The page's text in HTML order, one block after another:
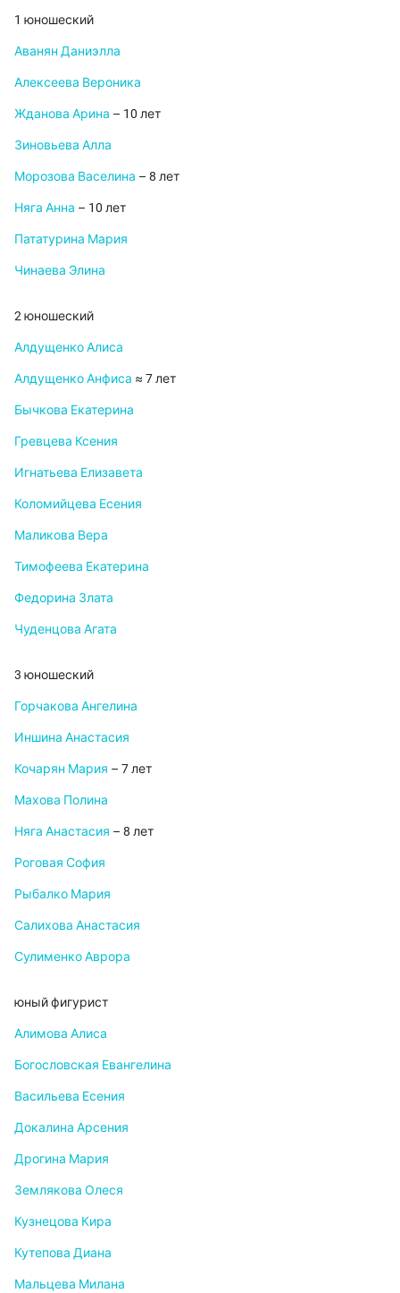
1 юношеский
Аванян Даниэлла
Алексеева Вероника
Жданова Арина – 10 лет
Зиновьева Алла
Морозова Васелина – 8 лет
Няга Анна – 10 лет
Пататурина Мария
Чинаева Элина
2 юношеский
Алдущенко Алиса
Алдущенко Анфиса ≈ 7 лет
Бычкова Екатерина
Гревцева Ксения
Игнатьева Елизавета
Коломийцева Есения
Маликова Вера
Тимофеева Екатерина
Федорина Злата
Чуденцова Агата
3 юношеский
Горчакова Ангелина
Иншина Анастасия
Кочарян Мария – 7 лет
Махова Полина
Няга Анастасия – 8 лет
Роговая София
Рыбалко Мария
Салихова Анастасия
Сулименко Аврора
юный фигурист
Алимова Алиса
Богословская Евангелина
Васильева Есения
Докалина Арсения
Дрогина Мария
Землякова Олеся
Кузнецова Кира
Кутепова Диана
Мальцева Милана